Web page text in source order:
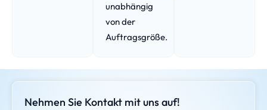
unabhängig
von der
Auftragsgröße.
Nehmen Sie Kontakt mit uns auf!